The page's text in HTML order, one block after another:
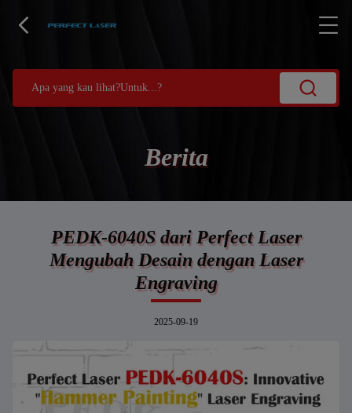
Berita
PEDK-6040S dari Perfect Laser
Mengubah Desain dengan Laser
Engraving
2025-09-19